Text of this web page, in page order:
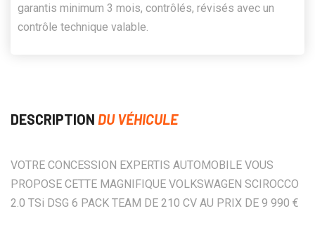
garantis minimum 3 mois, contrôlés, révisés avec un
contrôle technique valable.
DESCRIPTION DU VÉHICULE
VOTRE CONCESSION EXPERTIS AUTOMOBILE VOUS
PROPOSE CETTE MAGNIFIQUE VOLKSWAGEN SCIROCCO
2.0 TSi DSG 6 PACK TEAM DE 210 CV AU PRIX DE 9 990 €